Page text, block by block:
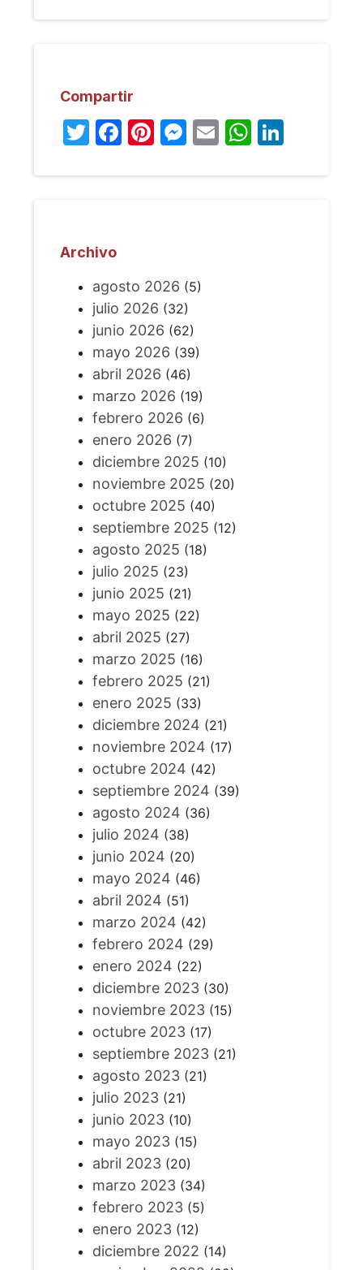
Compartir
Twitter
Facebook
Pinterest
Messenger
Email
Archivo
agosto 2026 (5)
julio 2026 (32)
junio 2026 (62)
mayo 2026 (39)
abril 2026 (46)
marzo 2026 (19)
febrero 2026 (6)
enero 2026 (7)
diciembre 2025 (10)
noviembre 2025 (20)
octubre 2025 (40)
septiembre 2025 (12)
agosto 2025 (18)
julio 2025 (23)
junio 2025 (21)
mayo 2025 (22)
abril 2025 (27)
marzo 2025 (16)
febrero 2025 (21)
enero 2025 (33)
diciembre 2024 (21)
noviembre 2024 (17)
octubre 2024 (42)
septiembre 2024 (39)
agosto 2024 (36)
julio 2024 (38)
junio 2024 (20)
mayo 2024 (46)
abril 2024 (51)
marzo 2024 (42)
febrero 2024 (29)
enero 2024 (22)
diciembre 2023(30)
noviembre 2023(15)
octubre 2023(17)
septiembre 2023(21)
agosto 2023(21)
julio 2023(21)
junio 2023(10)
mayo 2023(15)
abril 2023(20)
marzo 2023(34)
febrero 2023(5)
enero 2023(12)
diciembre 2022 (14)